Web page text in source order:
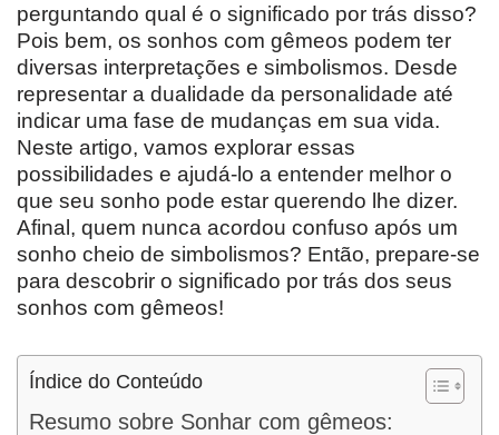
perguntando qual é o significado por trás disso?
Pois bem, os sonhos com gêmeos podem ter
diversas interpretações e simbolismos. Desde
representar a dualidade da personalidade até
indicar uma fase de mudanças em sua vida.
Neste artigo, vamos explorar essas
possibilidades e ajudá-lo a entender melhor o
que seu sonho pode estar querendo lhe dizer.
Afinal, quem nunca acordou confuso após um
sonho cheio de simbolismos? Então, prepare-se
para descobrir o significado por trás dos seus
sonhos com gêmeos!
Índice do Conteúdo
Resumo sobre Sonhar com gêmeos: